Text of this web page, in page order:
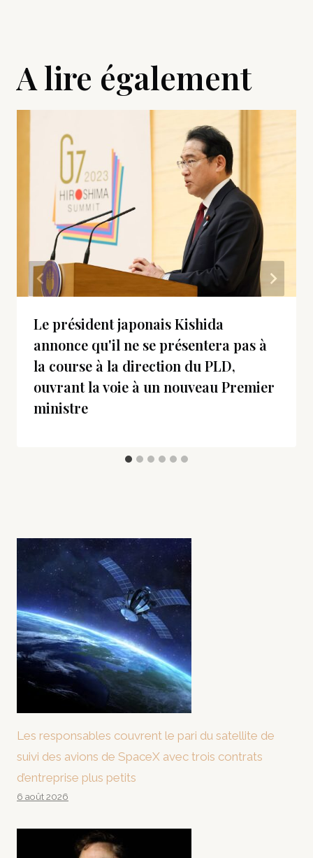
A lire également
Le président japonais Kishida
annonce qu'il ne se présentera pas à
la course à la direction du PLD,
ouvrant la voie à un nouveau Premier
ministre
Les responsables couvrent le pari du satellite de
suivi des avions de SpaceX avec trois contrats
d’entreprise plus petits
6 août 2026